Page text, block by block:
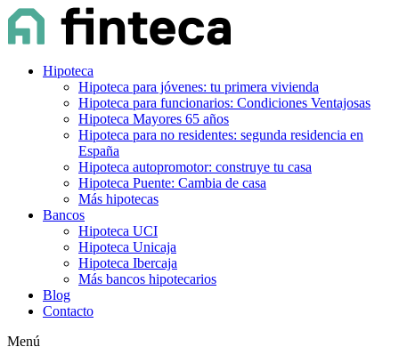
Hipoteca
Hipoteca para jóvenes: tu primera vivienda
Hipoteca para funcionarios: Condiciones Ventajosas
Hipoteca Mayores 65 años
Hipoteca para no residentes: segunda residencia en
España
Hipoteca autopromotor: construye tu casa
Hipoteca Puente: Cambia de casa
Más hipotecas
Bancos
Hipoteca UCI
Hipoteca Unicaja
Hipoteca Ibercaja
Más bancos hipotecarios
Blog
Contacto
Menú